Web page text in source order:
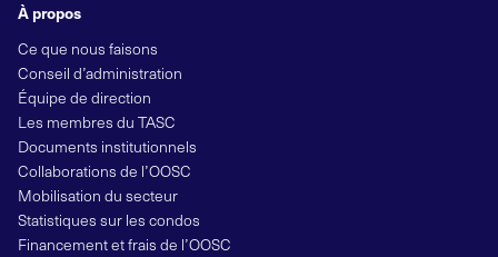
À propos
Ce que nous faisons
Conseil d’administration
Équipe de direction
Les membres du TASC
Documents institutionnels
Collaborations de l’OOSC
Mobilisation du secteur
Statistiques sur les condos
Financement et frais de l’OOSC